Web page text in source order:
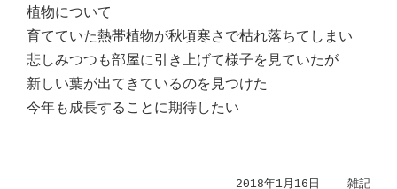
植物について
育てていた熱帯植物が秋頃寒さで枯れ落ちてしまい
悲しみつつも部屋に引き上げて様子を見ていたが
新しい葉が出てきているのを見つけた
今年も成長することに期待したい
2018年1月16日 雑記